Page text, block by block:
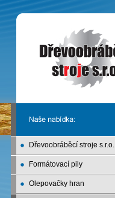
Dřevoobráběcí stroje s.r.o.
Formátovací pily
Olepovačky hran